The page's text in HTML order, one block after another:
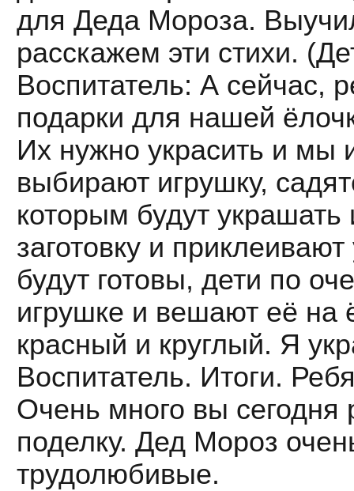
для Деда Мороза.
расскажем эти стихи.
Воспитатель: А сейчас,
подарки для нашей
Их нужно украсить и мы
выбирают игрушку,
которым будут
заготовку и
будут готовы, дети по
игрушке и вешают её
красный и круглый. Я
Воспитатель. Итоги.
Очень много вы сегодня
поделку. Дед Мороз
трудолюбивые.